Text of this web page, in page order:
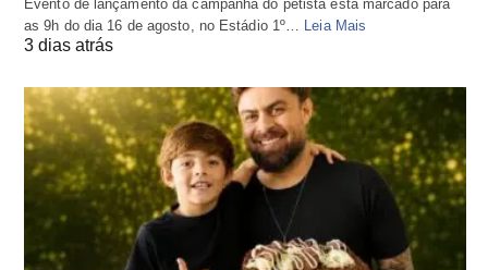
Evento de lançamento da campanha do petista está marcado para
as 9h do dia 16 de agosto, no Estádio 1º… Leia Mais
3 dias atrás